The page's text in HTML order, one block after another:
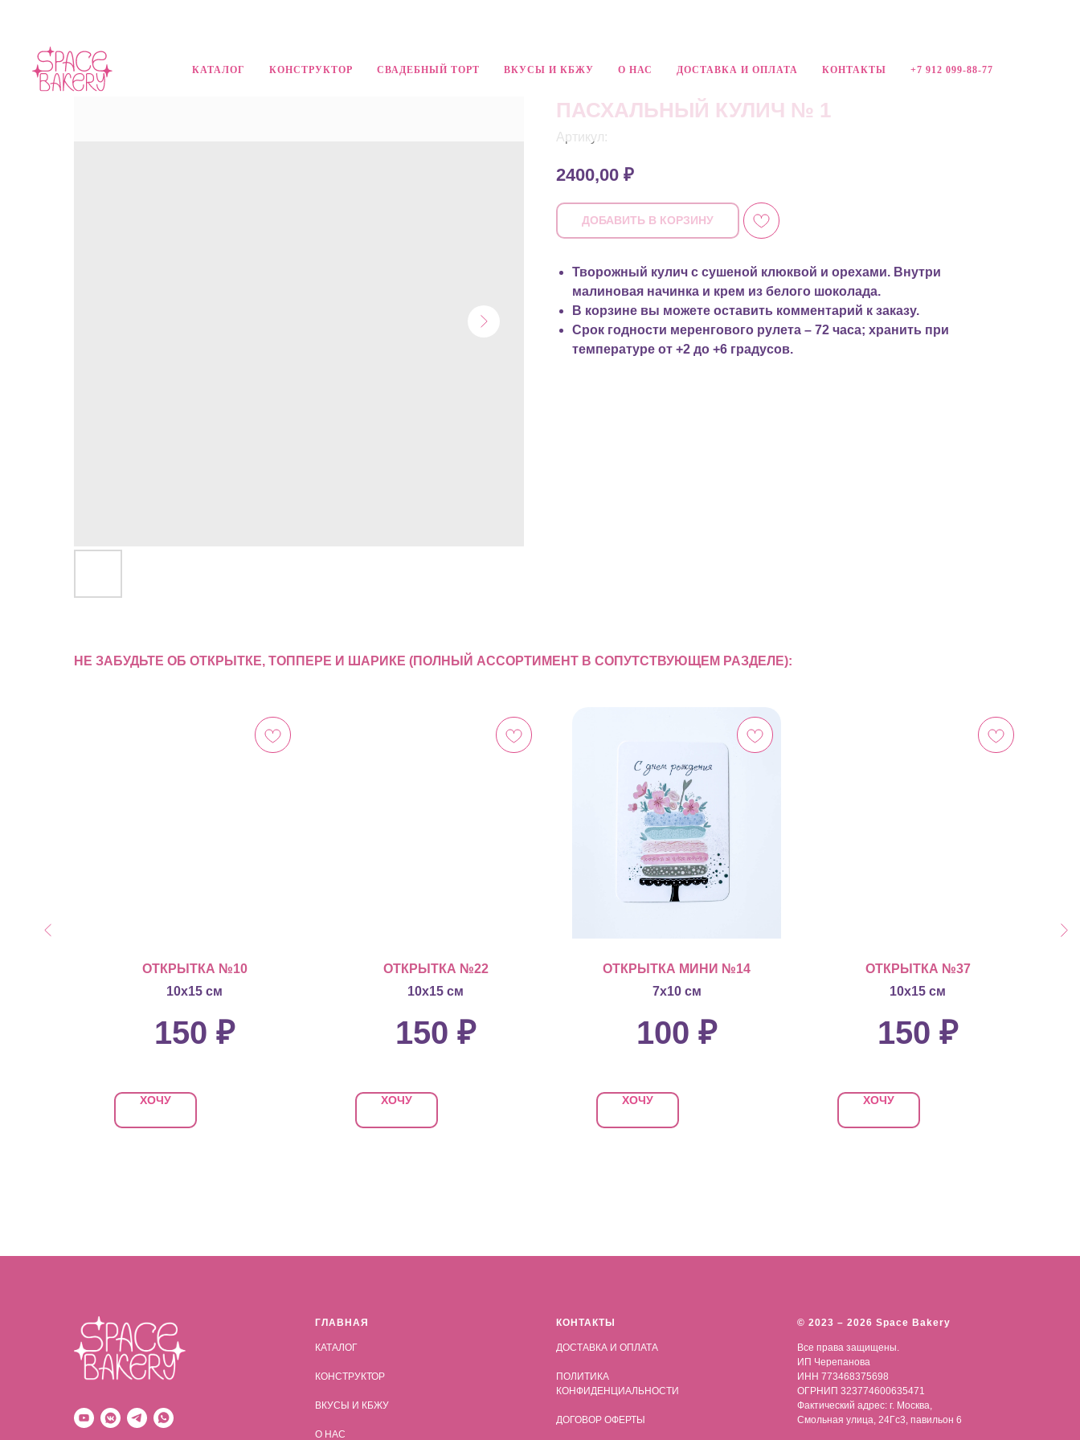
КАТАЛОГ КОНСТРУКТОР СВАДЕБНЫЙ ТОРТ ВКУСЫ И КБЖУ О НАС ДОСТАВКА И ОПЛАТА КОНТАКТЫ +7 912 099-88-77
ПАСХАЛЬНЫЙ КУЛИЧ № 1
Артикул:
2400,00 ₽
ДОБАВИТЬ В КОРЗИНУ
Творожный кулич с сушеной клюквой и орехами. Внутри
малиновая начинка и крем из белого шоколада.
В корзине вы можете оставить комментарий к заказу.
Срок годности меренгового рулета – 72 часа; хранить при
температуре от +2 до +6 градусов.
НЕ ЗАБУДЬТЕ ОБ ОТКРЫТКЕ, ТОППЕРЕ И ШАРИКЕ (ПОЛНЫЙ АССОРТИМЕНТ В СОПУТСТВУЮЩЕМ РАЗДЕЛЕ):
ОТКРЫТКА №10
10х15 см
150 ₽
ХОЧУ
ОТКРЫТКА №22
10х15 см
150 ₽
ХОЧУ
ОТКРЫТКА МИНИ №14
7х10 см
100 ₽
ХОЧУ
ОТКРЫТКА №37
10х15 см
150 ₽
ХОЧУ
ГЛАВНАЯ
КАТАЛОГ
КОНСТРУКТОР
ВКУСЫ И КБЖУ
О НАС
КОНТАКТЫ
ДОСТАВКА И ОПЛАТА
ПОЛИТИКА
КОНФИДЕНЦИАЛЬНОСТИ
ДОГОВОР ОФЕРТЫ
© 2023 – 2026 Space Bakery
Все права защищены.
ИП Черепанова
ИНН 773468375698
ОГРНИП 323774600635471
Фактический адрес: г. Москва,
Смольная улица, 24Гс3, павильон 6